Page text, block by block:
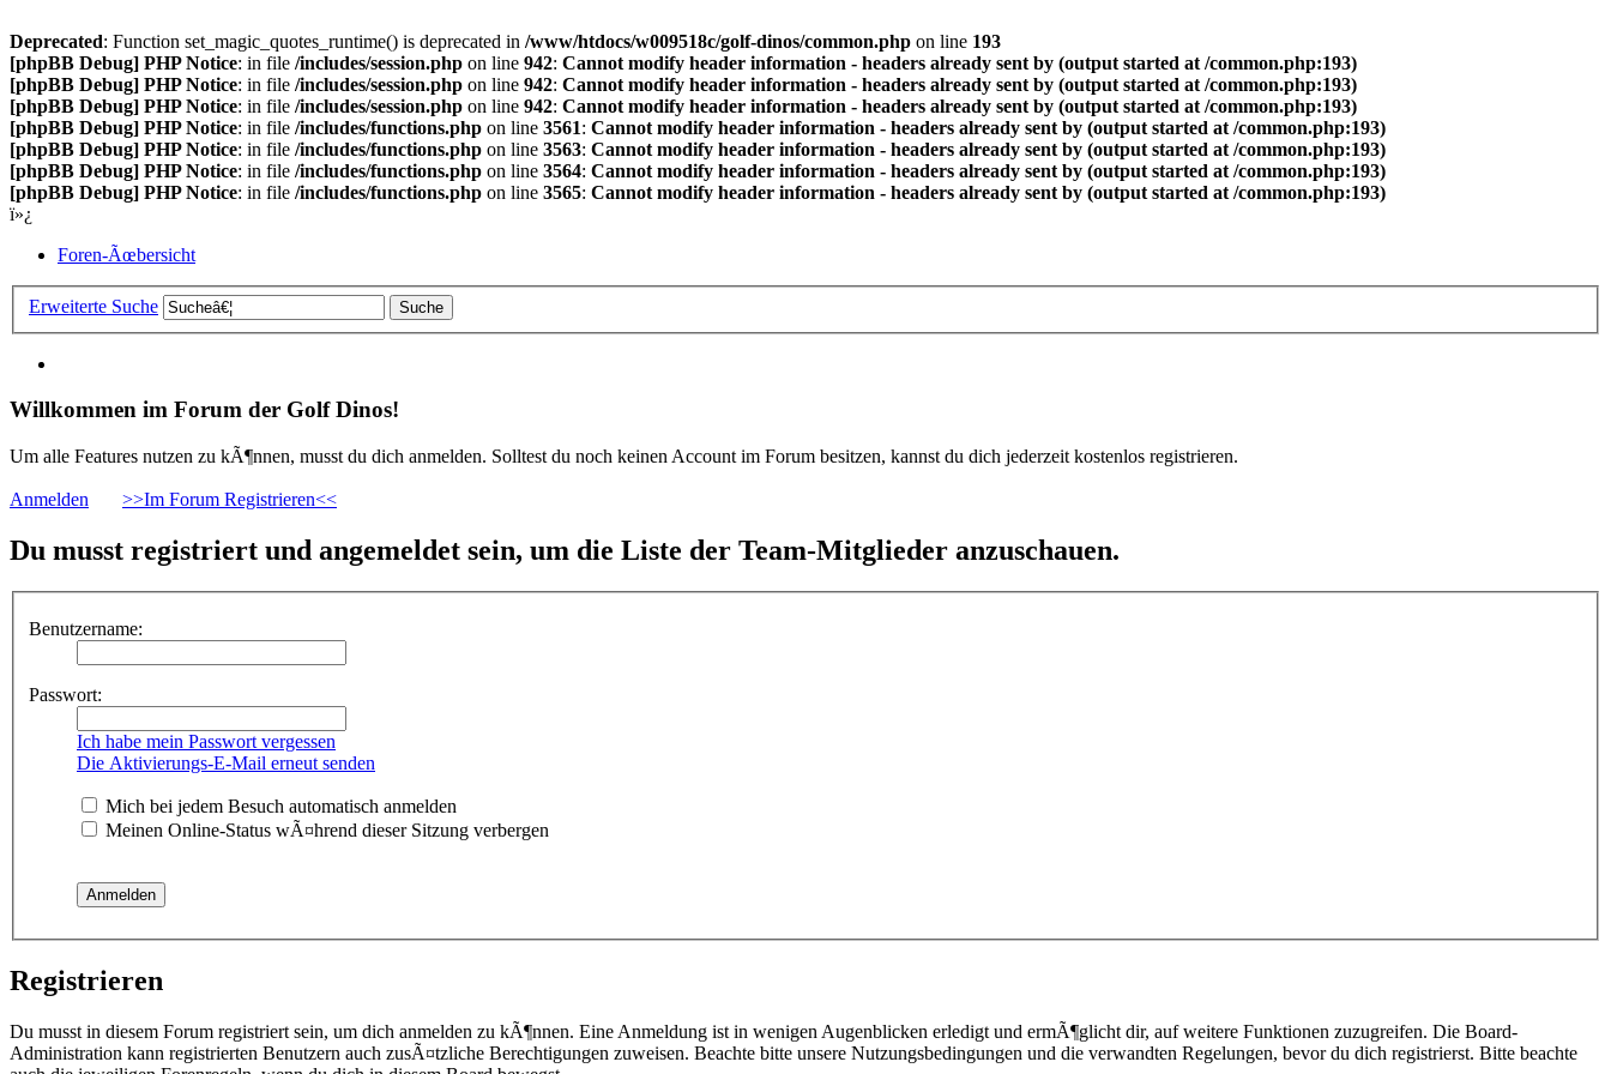
Deprecated: Function set_magic_quotes_runtime() is deprecated in /www/htdocs/w009518c/golf-dinos/common.php on line 193
[phpBB Debug] PHP Notice: in file /includes/session.php on line 942: Cannot modify header information - headers already sent by (output started at /common.php:193)
[phpBB Debug] PHP Notice: in file /includes/session.php on line 942: Cannot modify header information - headers already sent by (output started at /common.php:193)
[phpBB Debug] PHP Notice: in file /includes/session.php on line 942: Cannot modify header information - headers already sent by (output started at /common.php:193)
[phpBB Debug] PHP Notice: in file /includes/functions.php on line 3561: Cannot modify header information - headers already sent by (output started at /common.php:193)
[phpBB Debug] PHP Notice: in file /includes/functions.php on line 3563: Cannot modify header information - headers already sent by (output started at /common.php:193)
[phpBB Debug] PHP Notice: in file /includes/functions.php on line 3564: Cannot modify header information - headers already sent by (output started at /common.php:193)
[phpBB Debug] PHP Notice: in file /includes/functions.php on line 3565: Cannot modify header information - headers already sent by (output started at /common.php:193)
ï»¿
Foren-Ãœbersicht
Erweiterte Suche
Willkommen im Forum der Golf Dinos!
Um alle Features nutzen zu kÃ¶nnen, musst du dich anmelden. Solltest du noch keinen Account im Forum besitzen, kannst du dich jederzeit kostenlos registrieren.
Anmelden >>Im Forum Registrieren<<
Du musst registriert und angemeldet sein, um die Liste der Team-Mitglieder anzuschauen.
Benutzername:
Passwort:
Ich habe mein Passwort vergessen
Die Aktivierungs-E-Mail erneut senden
Mich bei jedem Besuch automatisch anmelden
Meinen Online-Status wÃ¤hrend dieser Sitzung verbergen
Registrieren
Du musst in diesem Forum registriert sein, um dich anmelden zu kÃ¶nnen. Eine Anmeldung ist in wenigen Augenblicken erledigt und ermÃ¶glicht dir, auf weitere Funktionen zuzugreifen. Die Board-
Administration kann registrierten Benutzern auch zusÃ¤tzliche Berechtigungen zuweisen. Beachte bitte unsere Nutzungsbedingungen und die verwandten Regelungen, bevor du dich registrierst. Bitte beachte